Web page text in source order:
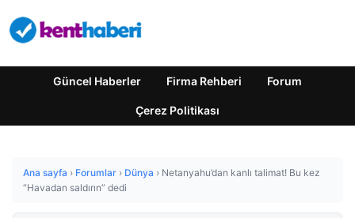
Güncel Haberler Firma Rehberi Forum
Çerez Politikası
Ana sayfa › Forumlar › Dünya › Netanyahu’dan kanlı talimat! Bu kez
“Havadan saldırın” dedi